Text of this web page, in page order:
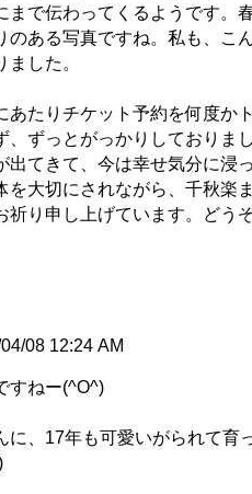
まで伝わってくるようです。
のある写真ですね。私も、こ
した。
あたりチケット予約を何度か
、ずっとがっかりしておりま
出てきて、今は幸せ気分に浸
を大切にされながら、千秋楽
祈り申し上げています。どう
08 12:24 AM
すねー(^O^)
に、17年も可愛いがられて育